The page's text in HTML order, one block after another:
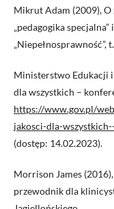
Mikrut Adam (2009),
„pedagogika
„Niepełnosprawność”,
Ministerstwo Edukacji
dla wszystkich –
https://www.gov.pl/
jakosci-dla-
(dostęp: 14.02.2023).
Morrison James
przewodnik dla